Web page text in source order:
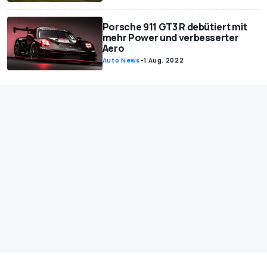
Porsche 911 GT3 R debütiert mit
mehr Power und verbesserter
Aero
Auto News-1 Aug. 2022